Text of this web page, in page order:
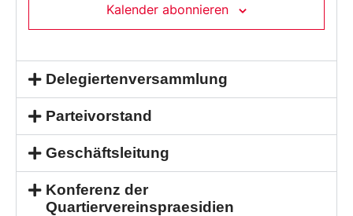
Kalender abonnieren
Delegiertenversammlung
Parteivorstand
Geschäftsleitung
Konferenz der
Quartiervereinspraesidien